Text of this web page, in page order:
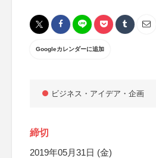
Googleカレンダーに追加
ビジネス・アイデア・企画
締切
2019年05月31日 (金)